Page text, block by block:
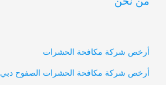
أرخص شركة مكافحة الحشرات
أرخص شركة مكافحة الحشرات الصفوح دبي